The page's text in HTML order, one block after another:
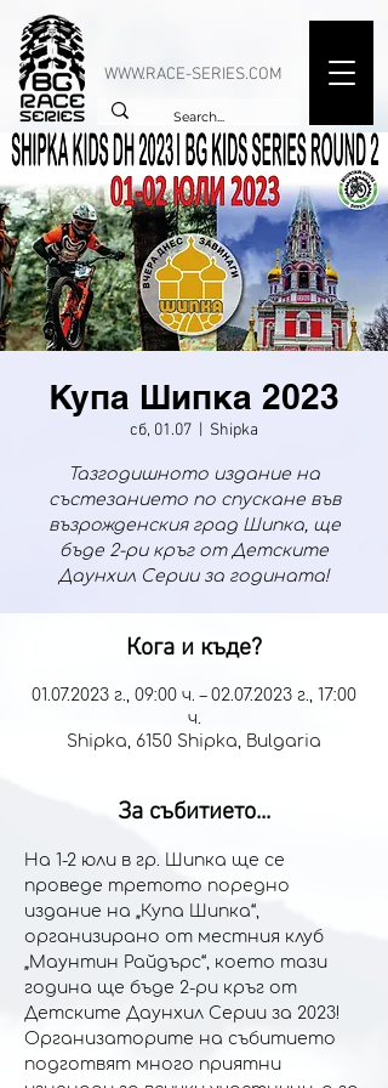
WWW.RACE-SERIES.COM
Купа Шипка 2023
сб, 01.07 Shipka
Тазгодишното издание на
състезанието по спускане във
възрожденския град Шипка, ще
бъде 2-ри кръг от Детските
Даунхил Серии за годината!
Кога и къде?
01.07.2023 г., 09:00 ч. – 02.07.2023 г., 17:00
ч.
Shipka, 6150 Shipka, Bulgaria
За събитието...
На 1-2 юли в гр. Шипка ще се
проведе третото поредно
издание на „Купа Шипка“,
организирано от местния клуб
„Маунтин Райдърс“, което тази
година ще бъде 2-ри кръг от
Детските Даунхил Серии за 2023!
Организаторите на събитието
подготвят много приятни